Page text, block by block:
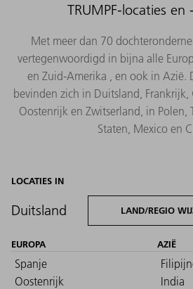
TRUMPF-locaties en
Met meer dan 70
vertegenwoordigd in bijna alle
en Zuid-Amerika , en ook in Azië.
bevinden zich in Duitsland,
Oostenrijk en Zwitserland, in Polen,
Staten, Mexico en
LOCATIES IN
Duitsland LAND/REGIO
EUROPA
Spanje
Oostenrijk
AZIË
India